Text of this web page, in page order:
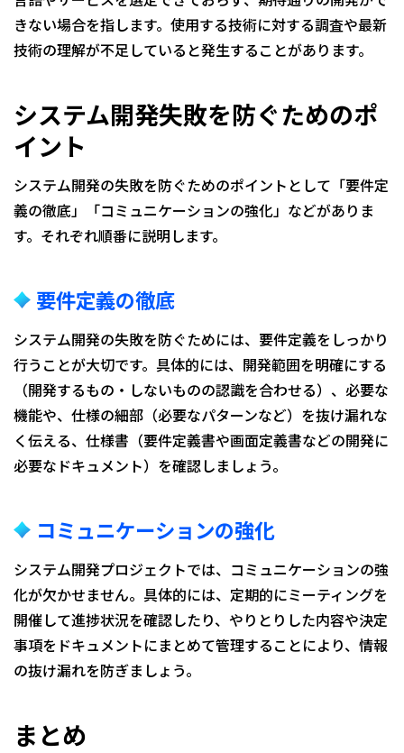
きない場合を指します。使用する技術に対する調査や最新
技術の理解が不足していると発生することがあります。
システム開発失敗を防ぐためのポ
イント
システム開発の失敗を防ぐためのポイントとして「要件定
義の徹底」「コミュニケーションの強化」などがありま
す。それぞれ順番に説明します。
要件定義の徹底
システム開発の失敗を防ぐためには、要件定義をしっかり
行うことが大切です。具体的には、開発範囲を明確にする
（開発するもの・しないものの認識を合わせる）、必要な
機能や、仕様の細部（必要なパターンなど）を抜け漏れな
く伝える、仕様書（要件定義書や画面定義書などの開発に
必要なドキュメント）を確認しましょう。
コミュニケーションの強化
システム開発プロジェクトでは、コミュニケーションの強
化が欠かせません。具体的には、定期的にミーティングを
開催して進捗状況を確認したり、やりとりした内容や決定
事項をドキュメントにまとめて管理することにより、情報
の抜け漏れを防ぎましょう。
まとめ